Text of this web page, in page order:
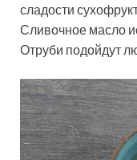
сладости
Сливочное масло
Отруби подойдут